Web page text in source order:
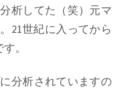
析してた（笑）元マ
21世紀に入ってから
。
分析されていますの